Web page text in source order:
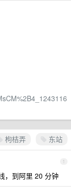
枸桔弄 东站
1
，到阿里 20 分钟